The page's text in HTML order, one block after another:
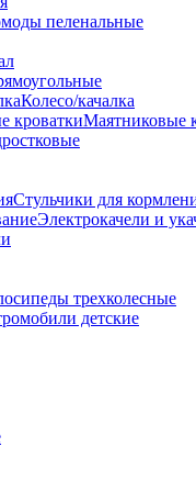
пеленальные
Колесо/качалка
Маятниковые
Стульчики для
Электрокачели и
трехколесные
детские